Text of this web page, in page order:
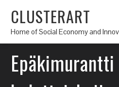
CLUSTERART
Home of Social Economy and
Epäkimurantti